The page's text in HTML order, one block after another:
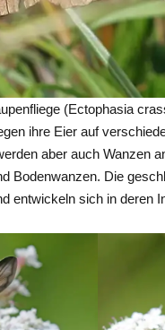
(Ectophasia
ihre Eier auf
aber auch Wanzen
Bodenwanzen. Die
entwickeln sich in deren